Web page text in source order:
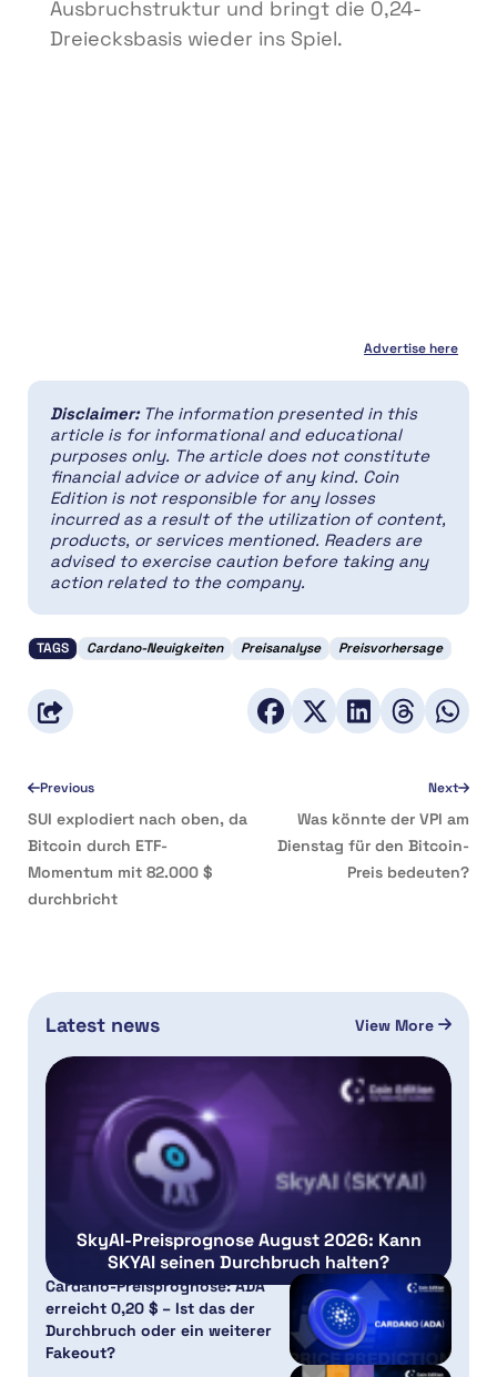
Ausbruchstruktur und bringt die 0,24-
Dreiecksbasis wieder ins Spiel.
Advertise here
Disclaimer: The information presented in this
article is for informational and educational
purposes only. The article does not constitute
financial advice or advice of any kind. Coin
Edition is not responsible for any losses
incurred as a result of the utilization of content,
products, or services mentioned. Readers are
advised to exercise caution before taking any
action related to the company.
TAGS Cardano-Neuigkeiten Preisanalyse Preisvorhersage
Previous
SUI explodiert nach oben, da
Bitcoin durch ETF-
Momentum mit 82.000 $
durchbricht
Next
Was könnte der VPI am
Dienstag für den Bitcoin-
Preis bedeuten?
Latest news View More
SkyAI-Preisprognose August 2026: Kann
SKYAI seinen Durchbruch halten?
Cardano-Preisprognose: ADA
erreicht 0,20 $ – Ist das der
Durchbruch oder ein weiterer
Fakeout?